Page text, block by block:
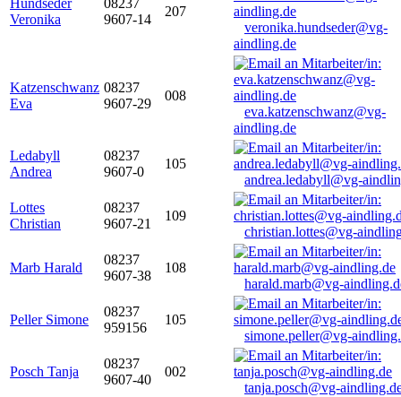
Hundseder
Veronika
08237
9607-14
207
veronika.hundseder@vg-
aindling.de
Katzenschwanz
Eva
08237
9607-29
008
eva.katzenschwanz@vg-
aindling.de
Ledabyll
Andrea
08237
9607-0
105
andrea.ledabyll@vg-
Lottes
Christian
08237
9607-21
109
christian.lottes@vg-
Marb Harald
08237
9607-38
108
harald.marb@vg-
Peller Simone
08237
959156
105
simone.peller@vg-
Posch Tanja
08237
9607-40
002
tanja.posch@vg-